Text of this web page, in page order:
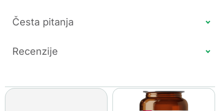
Česta pitanja
Recenzije